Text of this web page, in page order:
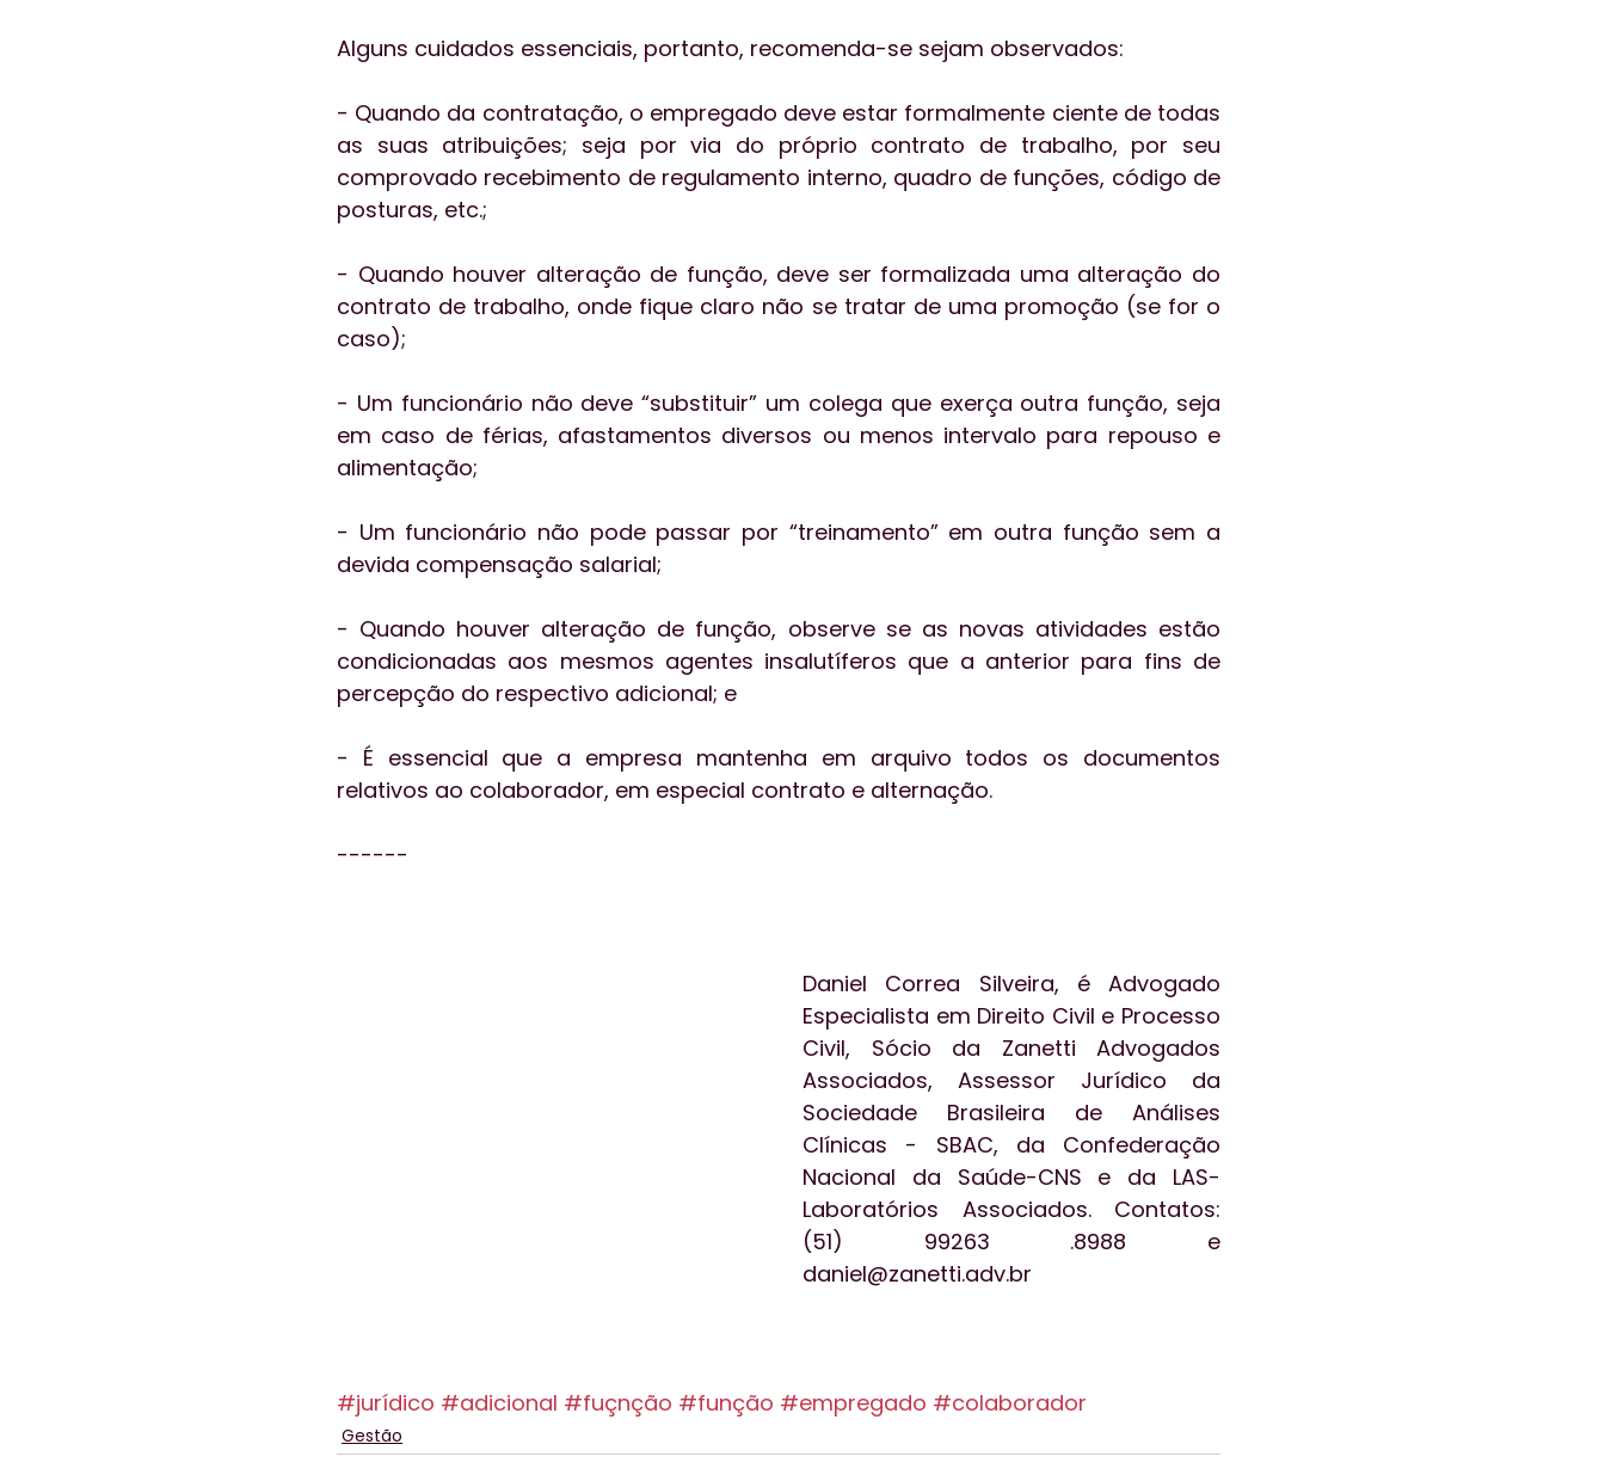
Alguns cuidados essenciais, portanto, recomenda-se sejam observados:
- Quando da contratação, o empregado deve estar formalmente ciente de todas
as suas atribuições; seja por via do próprio contrato de trabalho, por seu
comprovado recebimento de regulamento interno, quadro de funções, código de
posturas, etc.;
- Quando houver alteração de função, deve ser formalizada uma alteração do
contrato de trabalho, onde fique claro não se tratar de uma promoção (se for o
caso);
- Um funcionário não deve “substituir” um colega que exerça outra função, seja
em caso de férias, afastamentos diversos ou menos intervalo para repouso e
alimentação;
- Um funcionário não pode passar por “treinamento” em outra função sem a
devida compensação salarial;
- Quando houver alteração de função, observe se as novas atividades estão
condicionadas aos mesmos agentes insalutíferos que a anterior para fins de
percepção do respectivo adicional; e
- É essencial que a empresa mantenha em arquivo todos os documentos
relativos ao colaborador, em especial contrato e alternação.
------
Daniel Correa Silveira, é Advogado
Especialista em Direito Civil e Processo
Civil, Sócio da Zanetti Advogados
Associados, Assessor Jurídico da
Sociedade Brasileira de Análises
Clínicas - SBAC, da Confederação
Nacional da Saúde-CNS e da LAS-
Laboratórios Associados. Contatos:
(51) 99263 .8988 e
daniel@zanetti.adv.br
#jurídico #adicional #fuçnção #função #empregado #colaborador
Gestão